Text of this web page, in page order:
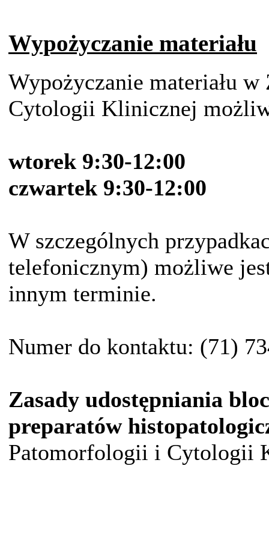
Wypożyczanie materiału
Wypożyczanie materiału
Cytologii Klinicznej
wtorek 9:30-12:00
czwartek 9:30-12:00
W szczególnych
telefonicznym) możliwe
innym terminie.
Numer do kontaktu: (71)
Zasady udostępniania
preparatów
Patomorfologii i Cytologii